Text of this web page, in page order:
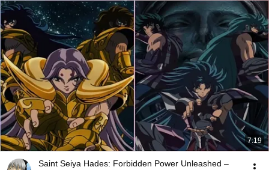
7:19
Saint Seiya Hades: Forbidden Power Unleashed –